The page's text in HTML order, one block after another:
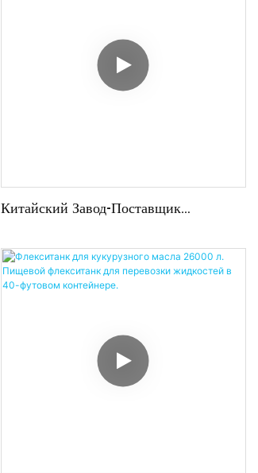
Китайский Завод-Поставщик
Полипропиленовые Биг-Бэги (FIBC)
Для Промышленного Использования,
Обработанные УФ-Излучением.